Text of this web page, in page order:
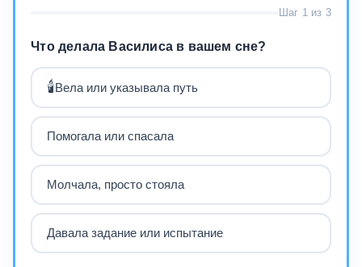
Шаг 1 из 3
Что делала Василиса в вашем сне?
🕯️Вела или указывала путь
Помогала или спасала
Молчала, просто стояла
Давала задание или испытание